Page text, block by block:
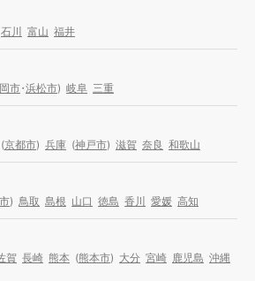
石川 富山 福井
市・浜松市) 岐阜 三重
(京都市) 兵庫 (神戸市) 滋賀 奈良 和歌山
) 鳥取 島根 山口 徳島 香川 愛媛 高知
賀 長崎 熊本 (熊本市) 大分 宮崎 鹿児島 沖縄